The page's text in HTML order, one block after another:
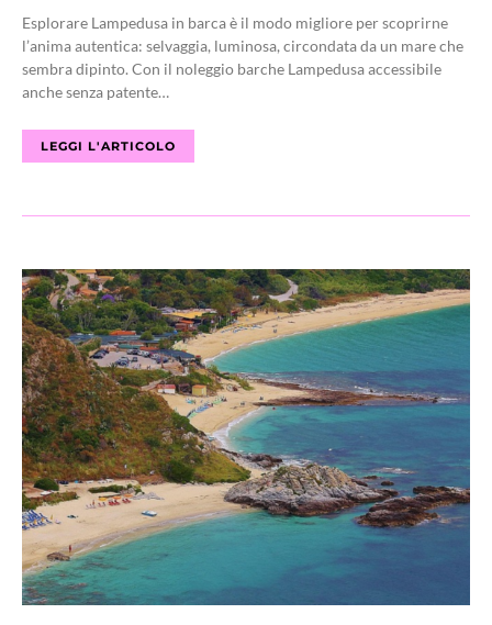
Esplorare Lampedusa in barca è il modo migliore per scoprirne
l’anima autentica: selvaggia, luminosa, circondata da un mare che
sembra dipinto. Con il noleggio barche Lampedusa accessibile
anche senza patente…
LEGGI L'ARTICOLO